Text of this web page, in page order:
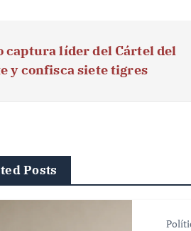
captura líder del Cártel del
y confisca siete tigres
Posts